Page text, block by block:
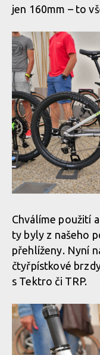
barvy a DVO
odpružení
Rock Machine
2020 - nové
barvy a DVO
odpružení
Rock Machine
2020 - nové
odpružení
Rock Machine
barvy a DVO
odpružení
jen 160mm – to
Chválíme použití
ty byly z našeho
přehlíženy. Nyní
čtyřpístkové
s Tektro či TRP.